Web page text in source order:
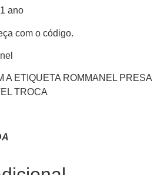
ano
com o código.
A ETIQUETA ROMMANEL PRESA
TROCA